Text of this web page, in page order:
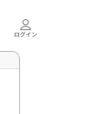
ログイン